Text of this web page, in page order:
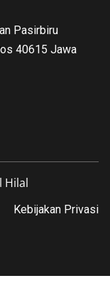
Pasirbiru
40615 Jawa
Hilal
Kebijakan Privasi